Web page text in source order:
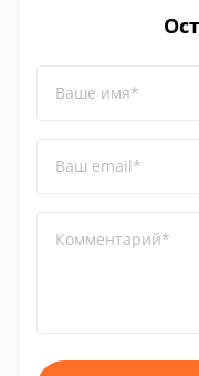
Ваше имя*
Ваш email*
Комментарий*